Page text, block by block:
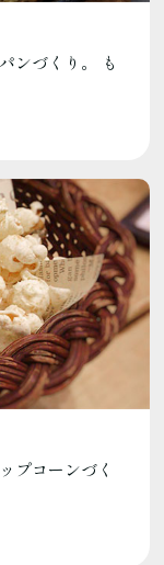
ンづくり。 も
プコーンづく